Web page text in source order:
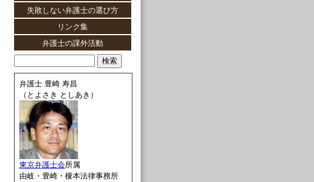
失敗しない弁護士の選び方
リンク集
弁護士の課外活動
弁護士 豊崎 寿昌
（とよさき としあき）
東京弁護士会所属
由岐・豊崎・榎本法律事務所